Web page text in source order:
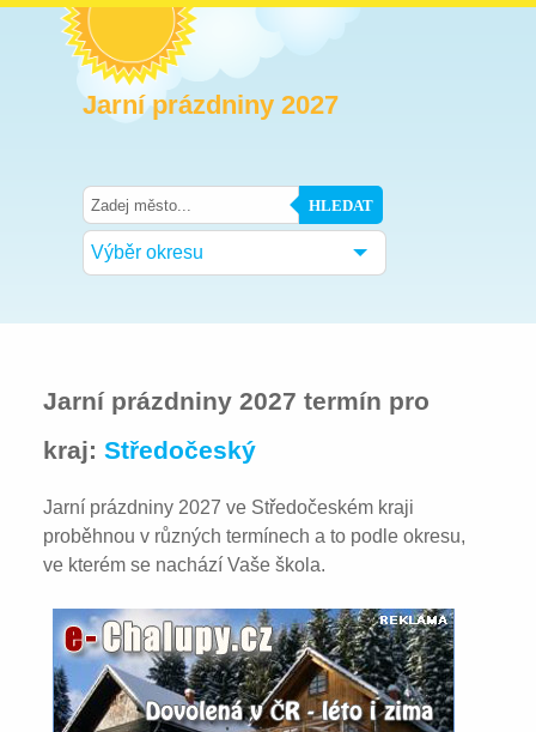
Jarní prázdniny 2027
HLEDAT
Výběr okresu
Jarní prázdniny 2027 termín pro
kraj:Středočeský
Jarní prázdniny 2027 ve Středočeském kraji
proběhnou v různých termínech a to podle okresu,
ve kterém se nachází Vaše škola.